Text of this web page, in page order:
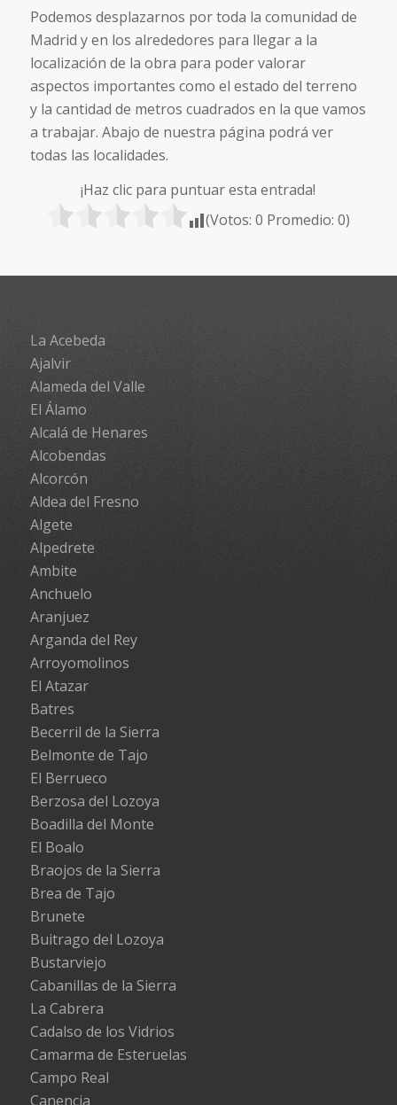
Podemos desplazarnos por toda la comunidad de
Madrid y en los alrededores para llegar a la
localización de la obra para poder valorar
aspectos importantes como el estado del terreno
y la cantidad de metros cuadrados en la que vamos
a trabajar. Abajo de nuestra página podrá ver
todas las localidades.
¡Haz clic para puntuar esta entrada!
(Votos:0 Promedio:0)
La Acebeda
Ajalvir
Alameda del Valle
El Álamo
Alcalá de Henares
Alcobendas
Alcorcón
Aldea del Fresno
Algete
Alpedrete
Ambite
Anchuelo
Aranjuez
Arganda del Rey
Arroyomolinos
El Atazar
Batres
Becerril de la Sierra
Belmonte de Tajo
El Berrueco
Berzosa del Lozoya
Boadilla del Monte
El Boalo
Braojos de la Sierra
Brea de Tajo
Brunete
Buitrago del Lozoya
Bustarviejo
Cabanillas de la Sierra
La Cabrera
Cadalso de los Vidrios
Camarma de Esteruelas
Campo Real
Canencia